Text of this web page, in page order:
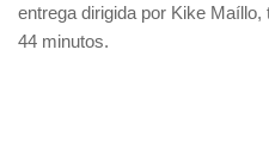
entrega dirigida por Kike
44 minutos.